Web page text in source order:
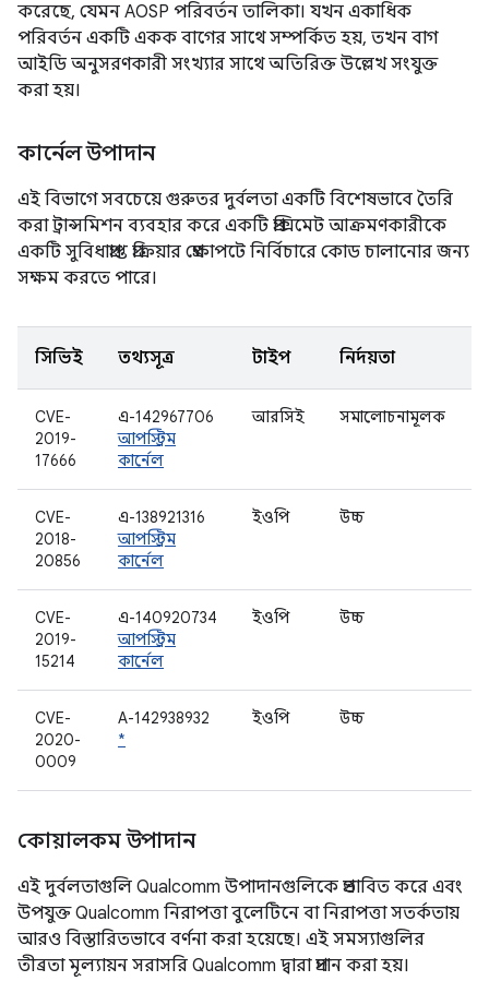
করেছে, যেমন AOSP পরিবর্তন তালিকা। যখন একাধিক
পরিবর্তন একটি একক বাগের সাথে সম্পর্কিত হয়, তখন বাগ
আইডি অনুসরণকারী সংখ্যার সাথে অতিরিক্ত উল্লেখ সংযুক্ত
করা হয়।
কার্নেল উপাদান
এই বিভাগে সবচেয়ে গুরুতর দুর্বলতা একটি বিশেষভাবে তৈরি
করা ট্রান্সমিশন ব্যবহার করে একটি প্রক্সিমেট আক্রমণকারীকে
একটি সুবিধাপ্রাপ্ত প্রক্রিয়ার প্রেক্ষাপটে নির্বিচারে কোড চালানোর জন্য
সক্ষম করতে পারে।
সিভিই তথ্যসূত্র টাইপ নির্দয়তা
CVE-
2019-
17666
এ-142967706
আপস্ট্রিম
কার্নেল
আরসিই সমালোচনামূলক
CVE-
2018-
20856
এ-138921316
আপস্ট্রিম
কার্নেল
ইওপি উচ্চ
CVE-
2019-
15214
এ-140920734
আপস্ট্রিম
কার্নেল
ইওপি উচ্চ
CVE-
2020-
0009
A-142938932
*
ইওপি উচ্চ
কোয়ালকম উপাদান
এই দুর্বলতাগুলি Qualcomm উপাদানগুলিকে প্রভাবিত করে এবং
উপযুক্ত Qualcomm নিরাপত্তা বুলেটিনে বা নিরাপত্তা সতর্কতায়
আরও বিস্তারিতভাবে বর্ণনা করা হয়েছে। এই সমস্যাগুলির
তীব্রতা মূল্যায়ন সরাসরি Qualcomm দ্বারা প্রদান করা হয়।